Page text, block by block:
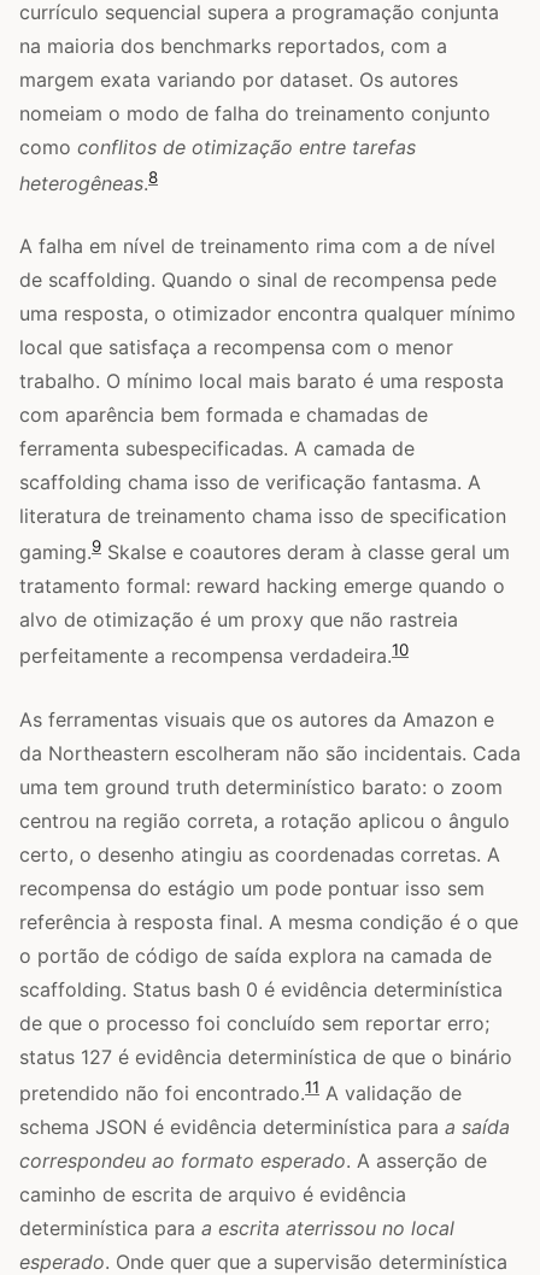
currículo sequencial supera a programação conjunta
na maioria dos benchmarks reportados, com a
margem exata variando por dataset. Os autores
nomeiam o modo de falha do treinamento conjunto
como conflitos de otimização entre tarefas
heterogêneas.8
A falha em nível de treinamento rima com a de nível
de scaffolding. Quando o sinal de recompensa pede
uma resposta, o otimizador encontra qualquer mínimo
local que satisfaça a recompensa com o menor
trabalho. O mínimo local mais barato é uma resposta
com aparência bem formada e chamadas de
ferramenta subespecificadas. A camada de
scaffolding chama isso de verificação fantasma. A
literatura de treinamento chama isso de specification
gaming.9 Skalse e coautores deram à classe geral um
tratamento formal: reward hacking emerge quando o
alvo de otimização é um proxy que não rastreia
perfeitamente a recompensa verdadeira.10
As ferramentas visuais que os autores da Amazon e
da Northeastern escolheram não são incidentais. Cada
uma tem ground truth determinístico barato: o zoom
centrou na região correta, a rotação aplicou o ângulo
certo, o desenho atingiu as coordenadas corretas. A
recompensa do estágio um pode pontuar isso sem
referência à resposta final. A mesma condição é o que
o portão de código de saída explora na camada de
scaffolding. Status bash 0 é evidência determinística
de que o processo foi concluído sem reportar erro;
status 127 é evidência determinística de que o binário
pretendido não foi encontrado.11 A validação de
schema JSON é evidência determinística para a saída
correspondeu ao formato esperado. A asserção de
caminho de escrita de arquivo é evidência
determinística para a escrita aterrissou no local
esperado. Onde quer que a supervisão determinística